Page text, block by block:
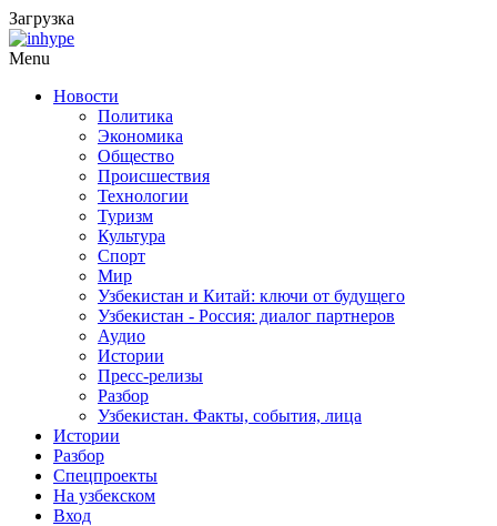
Загрузка
Menu
Новости
Политика
Экономика
Общество
Происшествия
Технологии
Туризм
Культура
Спорт
Мир
Узбекистан и Китай: ключи от будущего
Узбекистан - Россия: диалог партнеров
Аудио
Истории
Пресс-релизы
Разбор
Узбекистан. Факты, события, лица
Истории
Разбор
Спецпроекты
На узбекском
Вход